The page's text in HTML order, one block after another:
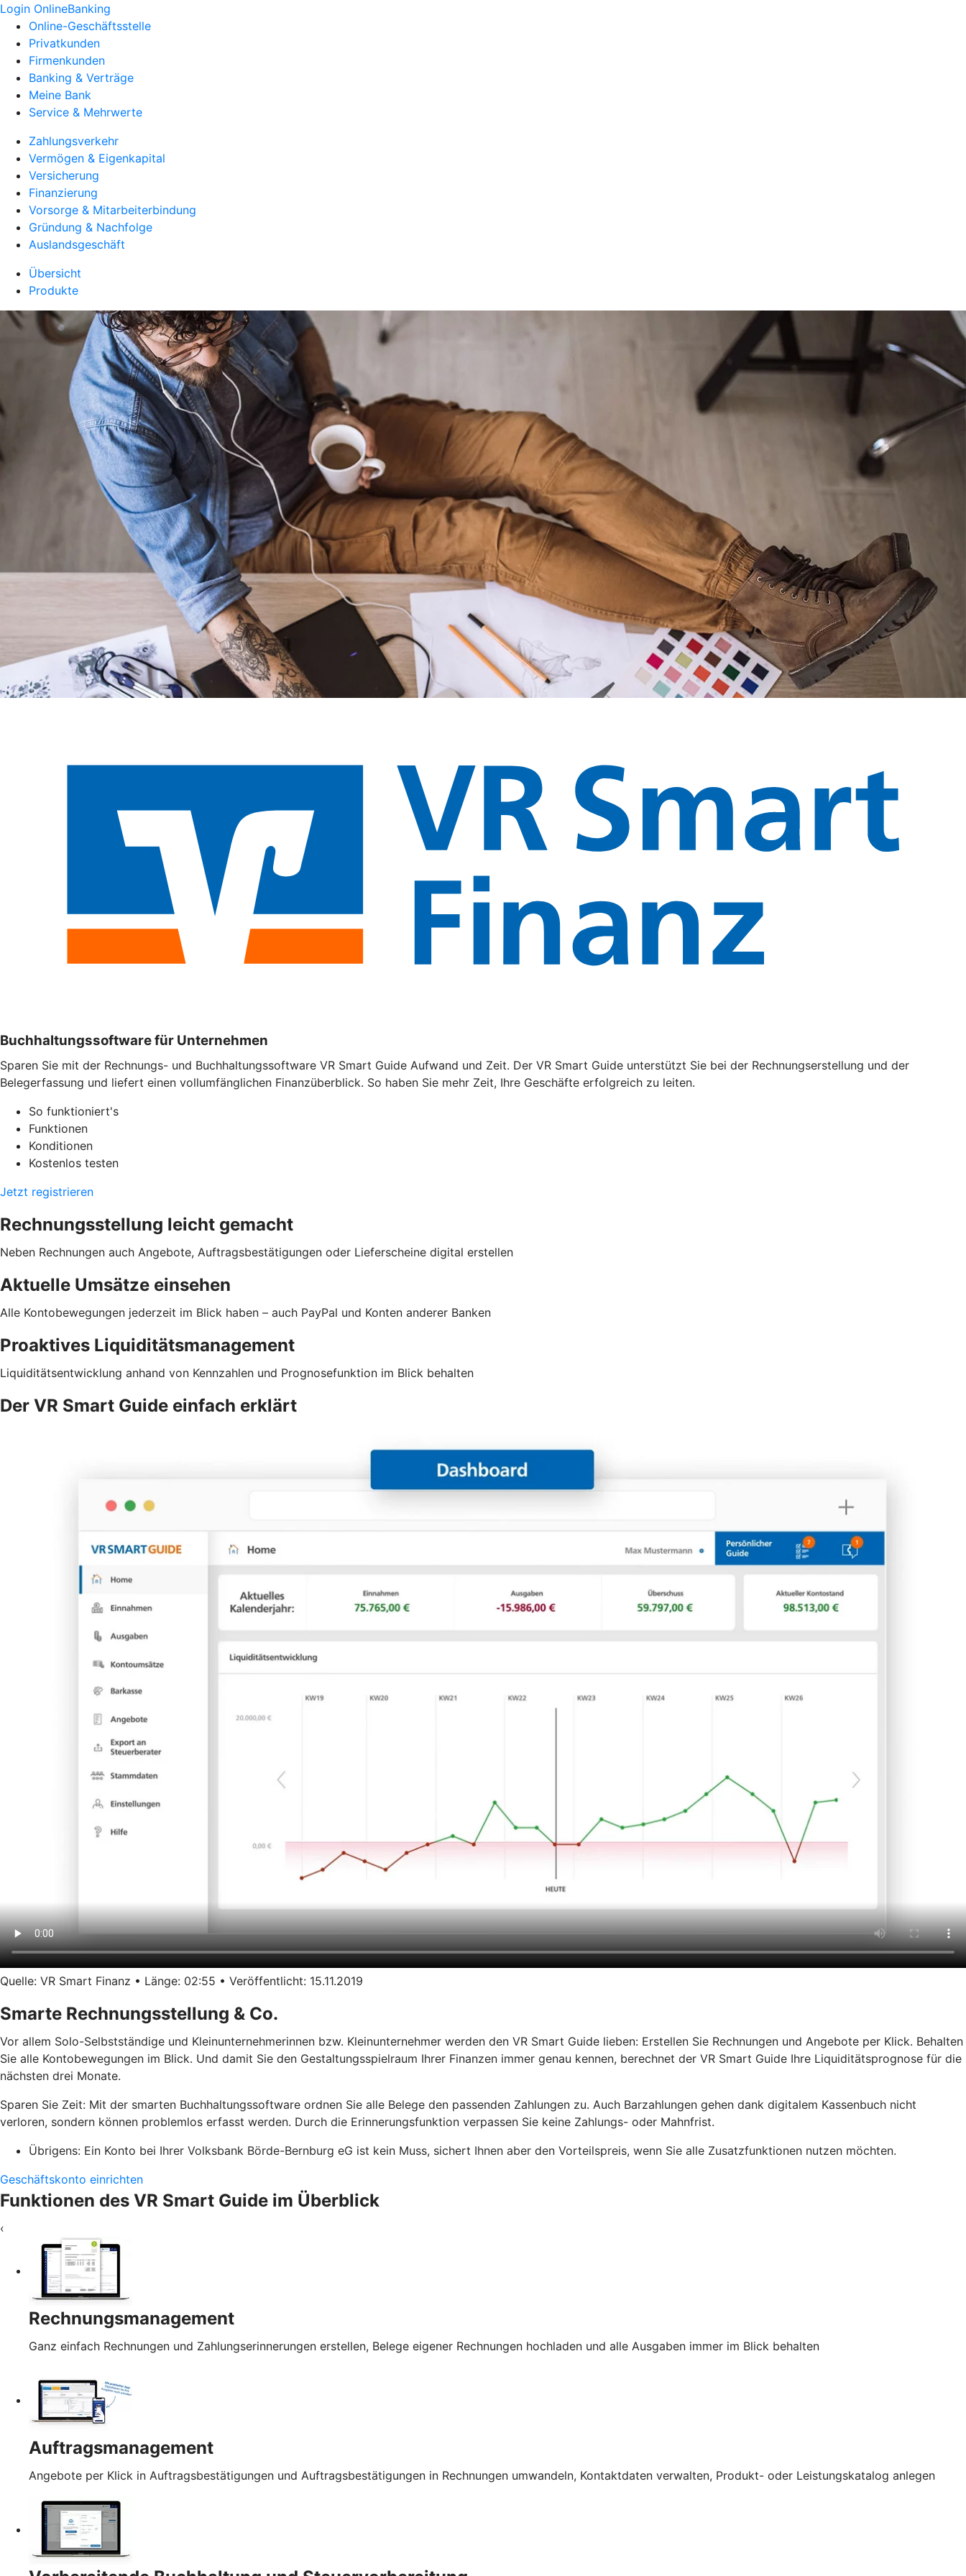
Login OnlineBanking
Online-Geschäftsstelle
Privatkunden
Firmenkunden
Banking & Verträge
Meine Bank
Service & Mehrwerte
Zahlungsverkehr
Vermögen & Eigenkapital
Versicherung
Finanzierung
Vorsorge & Mitarbeiterbindung
Gründung & Nachfolge
Auslandsgeschäft
Übersicht
Produkte
Buchhaltungssoftware für Unternehmen
Sparen Sie mit der Rechnungs- und Buchhaltungssoftware VR Smart Guide Aufwand und Zeit. Der VR Smart Guide unterstützt Sie bei der Rechnungserstellung und der
Belegerfassung und liefert einen vollumfänglichen Finanzüberblick. So haben Sie mehr Zeit, Ihre Geschäfte erfolgreich zu leiten.
So funktioniert's
Funktionen
Konditionen
Kostenlos testen
Jetzt registrieren
Rechnungsstellung leicht gemacht
Neben Rechnungen auch Angebote, Auftragsbestätigungen oder Lieferscheine digital erstellen
Aktuelle Umsätze einsehen
Alle Kontobewegungen jederzeit im Blick haben – auch PayPal und Konten anderer Banken
Proaktives Liquiditätsmanagement
Liquiditätsentwicklung anhand von Kennzahlen und Prognosefunktion im Blick behalten
Der VR Smart Guide einfach erklärt
Quelle: VR Smart Finanz • Länge: 02:55 • Veröffentlicht: 15.11.2019
Smarte Rechnungsstellung & Co.
Vor allem Solo-Selbstständige und Kleinunternehmerinnen bzw. Kleinunternehmer werden den VR Smart Guide lieben: Erstellen Sie Rechnungen und Angebote per Klick. Behalten
Sie alle Kontobewegungen im Blick. Und damit Sie den Gestaltungsspielraum Ihrer Finanzen immer genau kennen, berechnet der VR Smart Guide Ihre Liquiditätsprognose für die
nächsten drei Monate.
Sparen Sie Zeit: Mit der smarten Buchhaltungssoftware ordnen Sie alle Belege den passenden Zahlungen zu. Auch Barzahlungen gehen dank digitalem Kassenbuch nicht
verloren, sondern können problemlos erfasst werden. Durch die Erinnerungsfunktion verpassen Sie keine Zahlungs- oder Mahnfrist.
Übrigens: Ein Konto bei Ihrer Volksbank Börde-Bernburg eG ist kein Muss, sichert Ihnen aber den Vorteilspreis, wenn Sie alle Zusatzfunktionen nutzen möchten.
Geschäftskonto einrichten
Funktionen des VR Smart Guide im Überblick
‹
Rechnungsmanagement
Ganz einfach Rechnungen und Zahlungserinnerungen erstellen, Belege eigener Rechnungen hochladen und alle Ausgaben immer im Blick behalten
Auftragsmanagement
Angebote per Klick in Auftragsbestätigungen und Auftragsbestätigungen in Rechnungen umwandeln, Kontaktdaten verwalten, Produkt- oder Leistungskatalog anlegen